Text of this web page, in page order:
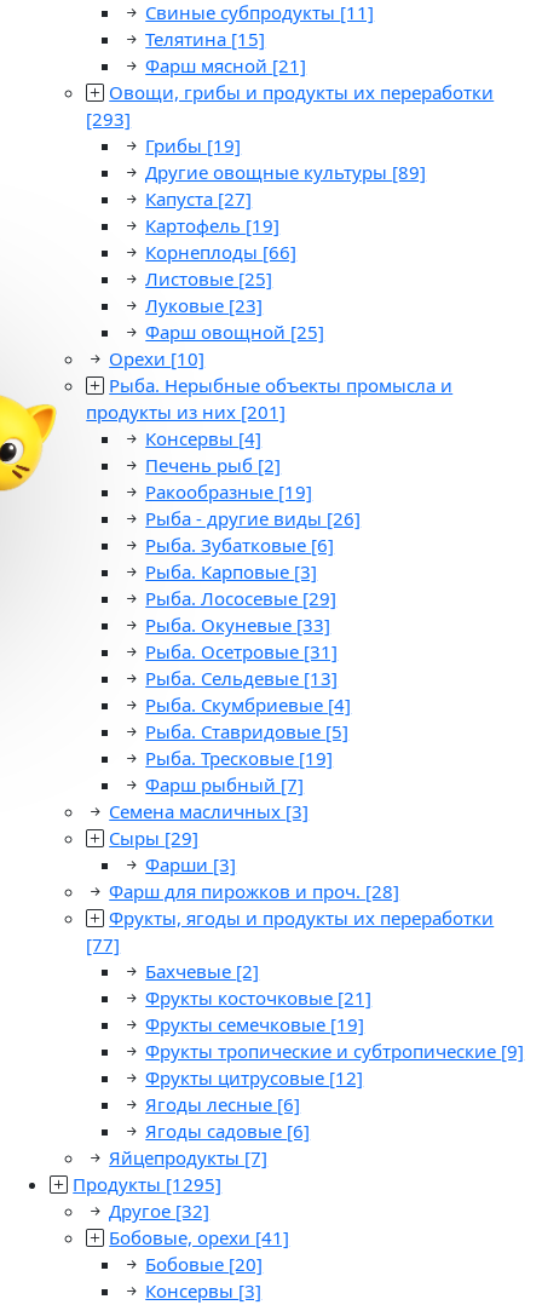
Свиные субпродукты [11]
Телятина [15]
Фарш мясной [21]
Овощи, грибы и продукты их переработки
[293]
Грибы [19]
Другие овощные культуры [89]
Капуста [27]
Картофель [19]
Корнеплоды [66]
Листовые [25]
Луковые [23]
Фарш овощной [25]
Орехи [10]
Рыба. Нерыбные объекты промысла и
продукты из них [201]
Консервы [4]
Печень рыб [2]
Ракообразные [19]
Рыба - другие виды [26]
Рыба. Зубатковые [6]
Рыба. Карповые [3]
Рыба. Лососевые [29]
Рыба. Окуневые [33]
Рыба. Осетровые [31]
Рыба. Сельдевые [13]
Рыба. Скумбриевые [4]
Рыба. Ставридовые [5]
Рыба. Тресковые [19]
Фарш рыбный [7]
Семена масличных [3]
Сыры [29]
Фарши [3]
Фарш для пирожков и проч. [28]
Фрукты, ягоды и продукты их переработки
[77]
Бахчевые [2]
Фрукты косточковые [21]
Фрукты семечковые [19]
Фрукты тропические и субтропические [9]
Фрукты цитрусовые [12]
Ягоды лесные [6]
Ягоды садовые [6]
Яйцепродукты [7]
Продукты [1295]
Другое [32]
Бобовые, орехи [41]
Бобовые [20]
Консервы [3]